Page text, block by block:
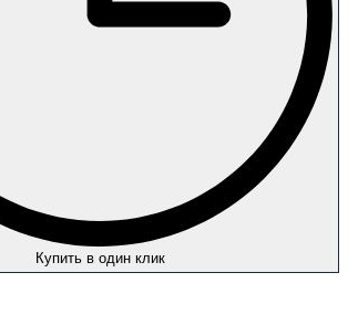
Купить в один клик